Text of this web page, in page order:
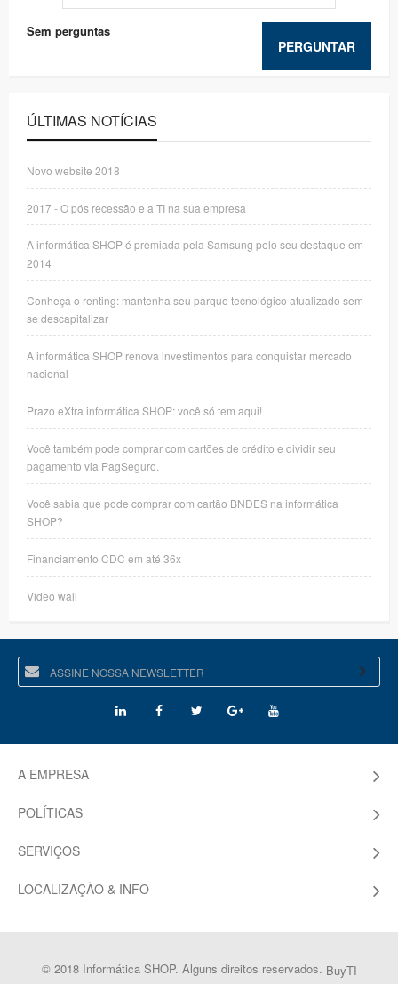
PERGUNTAR
Sem perguntas
ÚLTIMAS NOTÍCIAS
Novo website 2018
2017 - O pós recessão e a TI na sua empresa
A informática SHOP é premiada pela Samsung pelo seu destaque em
2014
Conheça o renting: mantenha seu parque tecnológico atualizado sem
se descapitalizar
A informática SHOP renova investimentos para conquistar mercado
nacional
Prazo eXtra informática SHOP: você só tem aqui!
Você também pode comprar com cartões de crédito e dividir seu
pagamento via PagSeguro.
Você sabia que pode comprar com cartão BNDES na informática
SHOP?
Financiamento CDC em até 36x
Video wall
A EMPRESA
POLÍTICAS
SERVIÇOS
LOCALIZAÇÃO & INFO
© 2018 Informática SHOP. Alguns direitos reservados. BuyTI